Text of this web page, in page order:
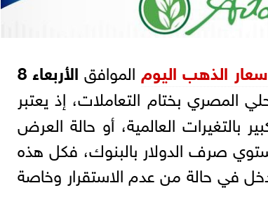
الذهب اليوم الموافق
الأربعاء 8
المصري بختام التعاملات، إذ يعتبر
بالتغيرات العالمية، أو حالة العرض
صرف الدولار بالبنوك، فكل هذه
في حالة من عدم الاستقرار وخاصة